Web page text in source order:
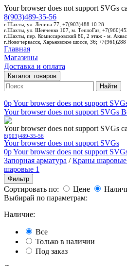
Your browser does not support SVGs
8(903)489-35-56
г.Шахты, ул. Ленина 77; +7(903)488 10 28
г.Шахты, ул. Шевченко 107, м. ТеплоГаз;
г.Шахты, пер. Комиссаровский 80, 2 этаж - м.
г.Новочеркасск, Харьковское шоссе, 36;
Главная
Магазины
Доставка и оплата
Каталог товаров
Найти
0pYour browser does not support
Your browser does not support SVGs
Your browser does not support SVGs
8(903)489-35-56
Your browser does not support SVGs
0pYour browser does not support
Запорная арматура /Краны
шаровые 1
Фильтр
Сортировать по: Цене
Выбирай по параметрам:
Наличие:
Все
Только в наличии
Под заказ